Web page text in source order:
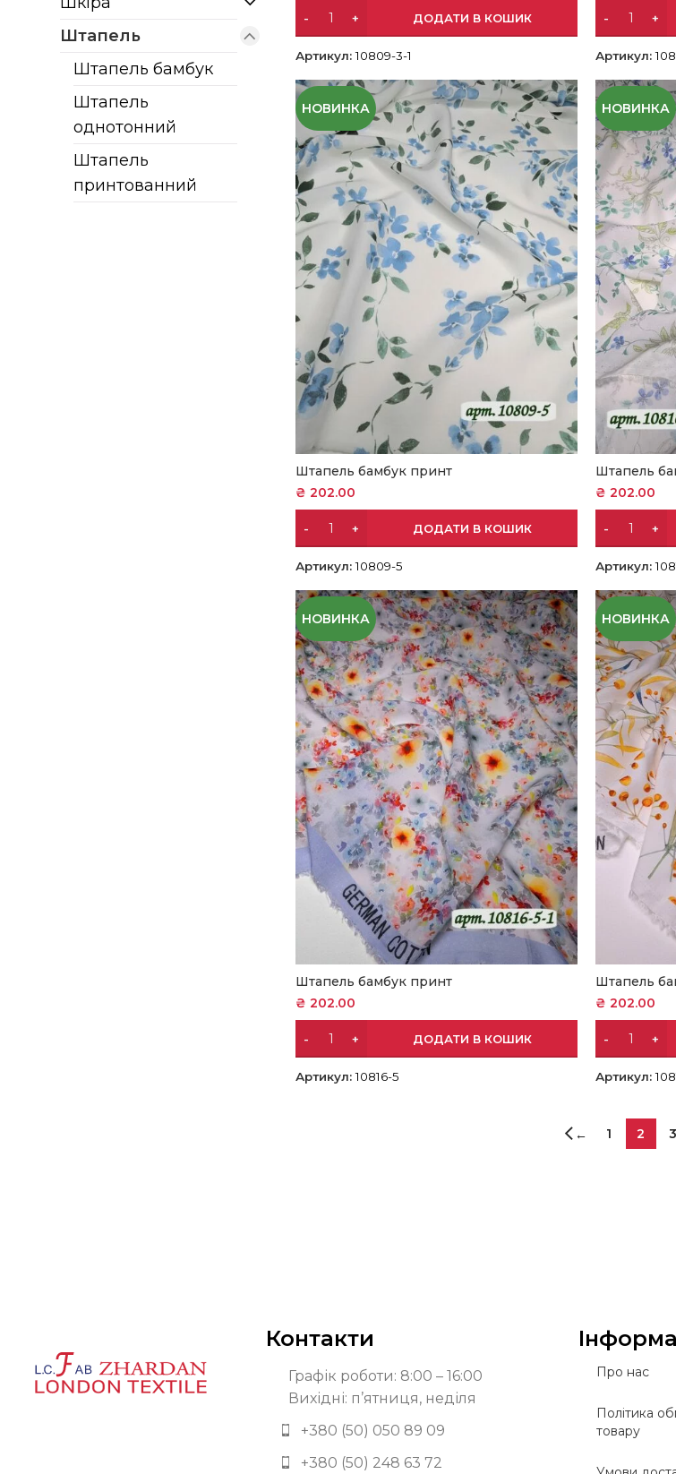
Штапель
Штапель бамбук
Штапель
однотонний
Штапель
принтованний
ДОДАТИ В КОШИК
Артикул:10809-3-1 Артикул:
НОВИНКА
Штапель бамбук принт
₴ 202.00
ДОДАТИ В КОШИК
Артикул:10809-5
НОВИНКА
Штапель
₴ 202.00
Артикул:
НОВИНКА
Штапель бамбук принт
₴ 202.00
ДОДАТИ В КОШИК
Артикул:10816-5
НОВИНКА
Штапель
₴ 202.00
Артикул:
← 1 2 3
Контакти
Графік роботи: 8:00 – 16:00
Вихідні: п’ятниця, неділя
+380 (50) 050 89 09
+380 (50) 248 63 72
Про нас
Політика
товару